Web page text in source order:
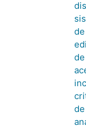
de
de
de